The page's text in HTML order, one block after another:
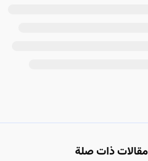
مقالات ذات صلة